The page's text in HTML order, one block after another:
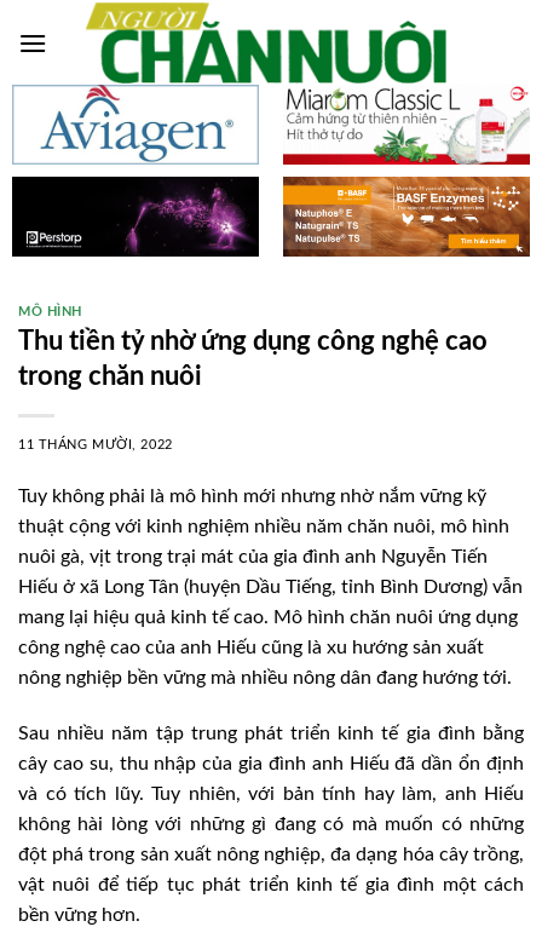
MÔ HÌNH
Thu tiền tỷ nhờ ứng dụng công nghệ cao
trong chăn nuôi
11 THÁNG MƯỜI, 2022
Tuy không phải là mô hình mới nhưng nhờ nắm vững kỹ
thuật cộng với kinh nghiệm nhiều năm chăn nuôi, mô hình
nuôi gà, vịt trong trại mát của gia đình anh Nguyễn Tiến
Hiếu ở xã Long Tân (huyện Dầu Tiếng, tỉnh Bình Dương) vẫn
mang lại hiệu quả kinh tế cao. Mô hình chăn nuôi ứng dụng
công nghệ cao của anh Hiếu cũng là xu hướng sản xuất
nông nghiệp bền vững mà nhiều nông dân đang hướng tới.
Sau nhiều năm tập trung phát triển kinh tế gia đình bằng
cây cao su, thu nhập của gia đình anh Hiếu đã dần ổn định
và có tích lũy. Tuy nhiên, với bản tính hay làm, anh Hiếu
không hài lòng với những gì đang có mà muốn có những
đột phá trong sản xuất nông nghiệp, đa dạng hóa cây trồng,
vật nuôi để tiếp tục phát triển kinh tế gia đình một cách
bền vững hơn.